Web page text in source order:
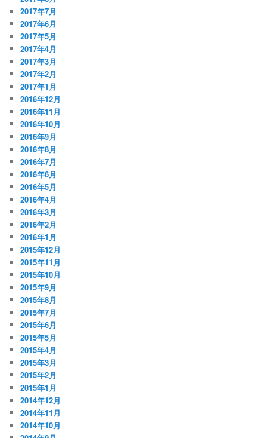
2017年7月
2017年6月
2017年5月
2017年4月
2017年3月
2017年2月
2017年1月
2016年12月
2016年11月
2016年10月
2016年9月
2016年8月
2016年7月
2016年6月
2016年5月
2016年4月
2016年3月
2016年2月
2016年1月
2015年12月
2015年11月
2015年10月
2015年9月
2015年8月
2015年7月
2015年6月
2015年5月
2015年4月
2015年3月
2015年2月
2015年1月
2014年12月
2014年11月
2014年10月